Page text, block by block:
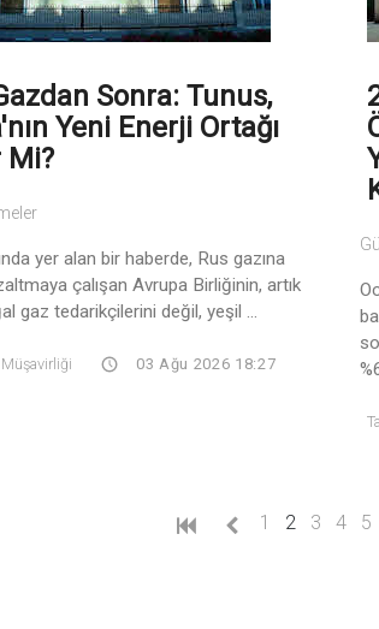
Sonra: Tunus,
Yeni Enerji Ortağı
Mi?
yer alan bir haberde, Rus gazına
çalışan Avrupa Birliğinin, artık
gaz tedarikçilerini değil, yeşil ...
03 Ağu 2026 18:27
1 2 (current)
3 4 5